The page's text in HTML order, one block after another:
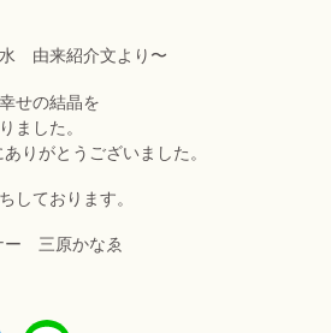
文より〜
せの結晶を
ました。
りがとうございました。
しております。
ー 三原かなゑ